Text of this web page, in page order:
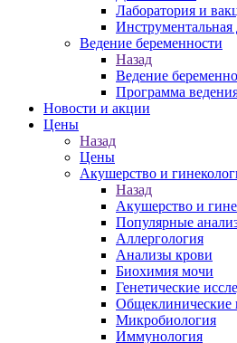
Лаборатория и
Инструментальная
Ведение беременности
Назад
Ведение
Программа
Новости и акции
Цены
Назад
Цены
Акушерство и
Назад
Акушерство и
Популярные
Аллергология
Анализы крови
Биохимия мочи
Генетические
Общеклинические
Микробиология
Иммунология